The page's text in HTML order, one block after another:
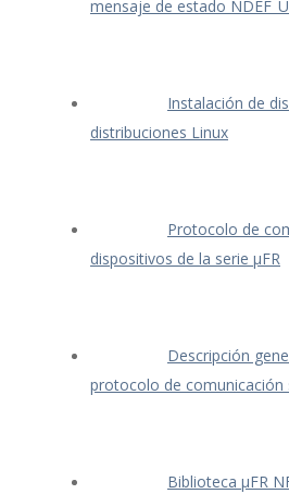
mensaje de estado
Instalación de
distribuciones Linux
Protocolo de
dispositivos de la serie μFR
Descripción
protocolo de comunicación
Biblioteca μFR